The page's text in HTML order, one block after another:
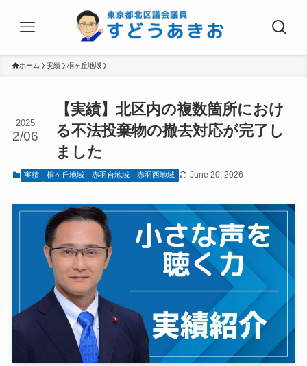
ホーム 実績 桐ヶ丘地域
【実績】北区内の複数箇所におけ
る不法投棄物の撤去対応が完了し
ました
2025
2/06
実績 桐ヶ丘地域 赤羽台地域 赤羽西地域 June 20, 2026